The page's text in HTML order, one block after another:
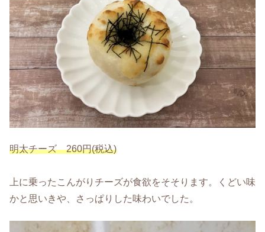
明太チーズ 260円(税込)
上に乗ったこんがりチーズが食欲をそそります。くどい味
かと思いきや、さっぱりした味わいでした。